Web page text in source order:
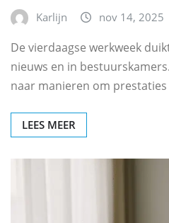
Karlijn nov 14, 2025
De vierdaagse werkweek
nieuws en in
naar manieren om
LEES MEER